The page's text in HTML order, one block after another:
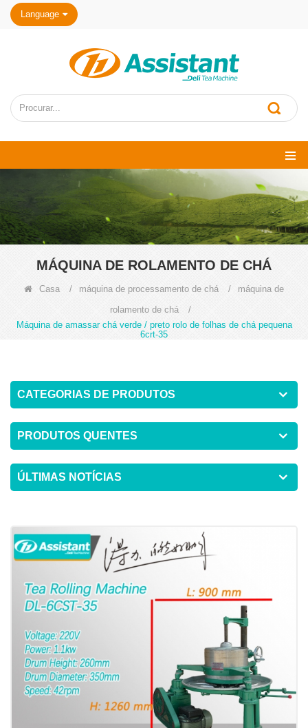
Language
MÁQUINA DE ROLAMENTO DE CHÁ
Casa / máquina de processamento de chá /
máquina de
rolamento de chá
/
Máquina de amassar chá verde / preto rolo de folhas de chá pequena
6crt-35
CATEGORIAS DE PRODUTOS
PRODUTOS QUENTES
ÚLTIMAS NOTÍCIAS